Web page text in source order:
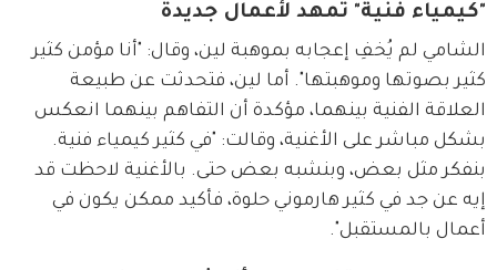
"كيمياء فنية" تمهد لأعمال جديدة
الشامي لم يُخفِ إعجابه بموهبة لين، وقال: "أنا مؤمن كثير
كثير بصوتها وموهبتها". أما لين، فتحدثت عن طبيعة
العلاقة الفنية بينهما، مؤكدة أن التفاهم بينهما انعكس
بشكل مباشر على الأغنية، وقالت: "في كثير كيمياء فنية.
بنفكر مثل بعض، وبنشبه بعض حتى. بالأغنية لاحظت قد
إيه عن جد في كثير هارموني حلوة، فأكيد ممكن يكون في
أعمال بالمستقبل".